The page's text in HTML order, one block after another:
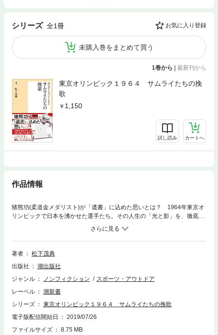
シリーズ 全1冊 お気に入り登録
未購入巻をまとめて買う
1巻から 最新刊から
東京オリンピック１９６４ サムライたちの挽
歌
1,150
試し読み カートへ
作品情報
猪熊功(柔道金メダリスト)が「遺書」に込めた思いとは？ 1964年東京オ
リンピックで日本を沸かせた選手たち。その人生の「光と影」を、徹底し
た取材で描き出した渾身のノンフィクション!【目次】第1章 竜虎相搏つ―
―神永昭夫VS 猪熊功 (柔道)第2章 永遠のライバル――君原健二VS 円谷幸
吉 (マラソン)第3章 依田郁子――自殺のプレリュード (短距離ハードル)第4
章 自由形スイマー浦上涼子の「変死」 (水泳自由形)第5章 重量挙げの“小さ
章“鬼”の大松博文と六人の“魔女”たち (バレーボール)あとがき 光は等分の
影を持つ資料 「1964年東京オリンピック全メダリストと成績」
著者
松下茂典
出版社
潮出版社
ジャンル
ノンフィクション
スポーツ・アウトドア
レーベル
潮新書
シリーズ
東京オリンピック１９６４ サムライたちの挽歌
電子版配信開始日
2019/07/26
ファイルサイズ
8.75 MB